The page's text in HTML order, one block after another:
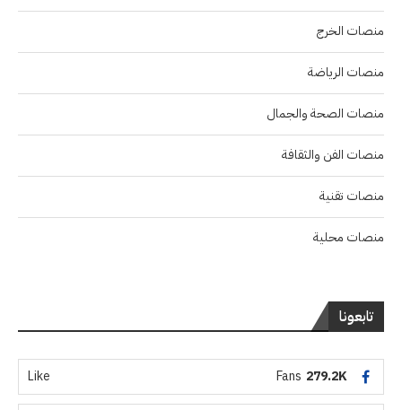
منصات الخرج
منصات الرياضة
منصات الصحة والجمال
منصات الفن والثقافة
منصات تقنية
منصات محلية
تابعونا
279.2K
Fans
Like